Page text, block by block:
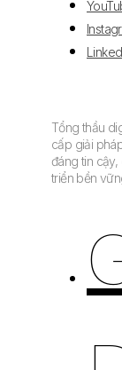
Tổng thầu
cấp giải
đáng tin
triển bền